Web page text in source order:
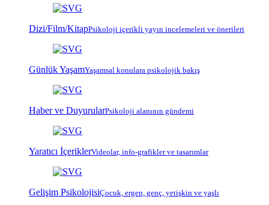
Dizi/Film/KitapPsikoloji içerikli yayın incelemeleri ve önerileri
Günlük YaşamYaşamsal konulara psikolojik bakış
Haber ve DuyurularPsikoloji alanının gündemi
Yaratıcı İçeriklerVideolar, info-grafikler ve tasarımlar
Gelişim PsikolojisiÇocuk, ergen, genç, yetişkin ve yaşlı